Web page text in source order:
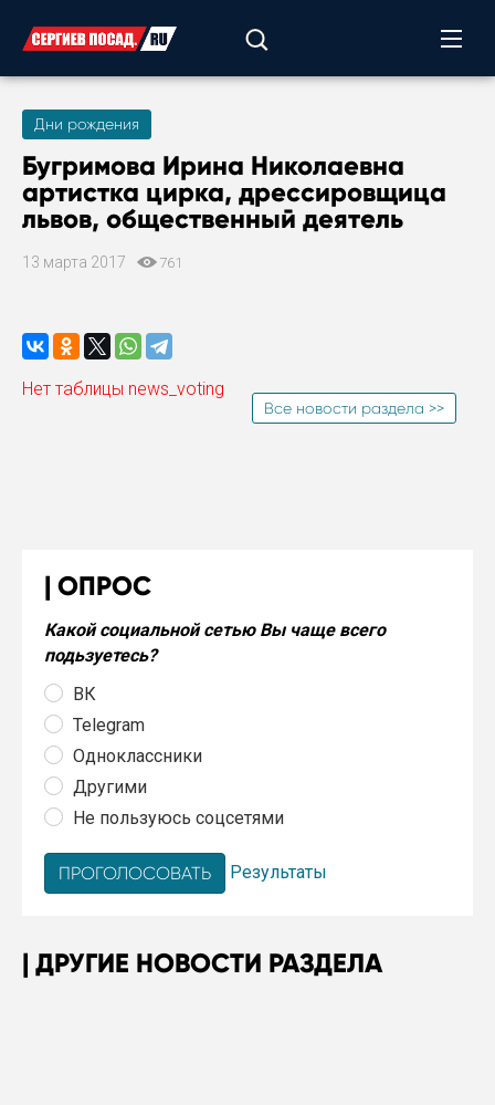
Дни рождения
Бугримова Ирина Николаевна
артистка цирка, дрессировщица
львов, общественный деятель
13 марта 2017 761
Нет таблицы news_voting
Все новости раздела >>
ОПРОС
Какой социальной сетью Вы чаще всего
подьзуетесь?
ВК
Telegram
Одноклассники
Другими
Не пользуюсь соцсетями
Результаты
ДРУГИЕ НОВОСТИ РАЗДЕЛА